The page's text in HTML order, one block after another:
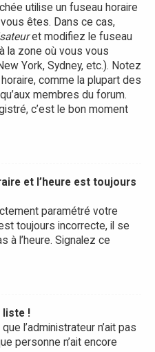
utilise un fuseau horaire
êtes. Dans ce cas,
et modifiez le fuseau
la zone où vous vous
York, Sydney, etc.). Notez
comme la plupart des
membres du forum.
c’est le bon moment
et l’heure est toujours
paramétré votre
toujours incorrecte, il se
à l’heure. Signalez ce
liste !
l’administrateur n’ait pas
personne n’ait encore